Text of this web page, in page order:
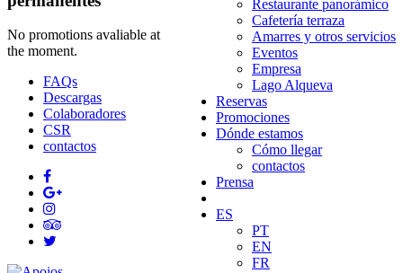
Restaurante panorámico
Cafetería terraza
Amarres y otros servicios
Eventos
Empresa
Lago Alqueva
Reservas
Promociones
Dónde estamos
Cómo llegar
contactos
Prensa
ES
PT
EN
FR
No promotions avaliable at
the moment.
FAQs
Descargas
Colaboradores
CSR
contactos